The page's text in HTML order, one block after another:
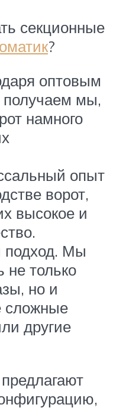
секционные
?
оптовым
получаем мы,
намного
опыт
ворот,
высокое и
подход. Мы
не только
но и
сложные
другие